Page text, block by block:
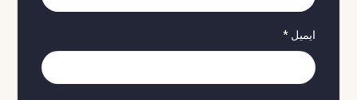
ایمیل*